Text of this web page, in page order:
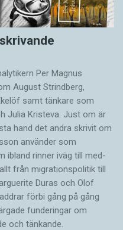
Per Magnus
August Strindberg,
samt tänkare som
Julia Kristeva. Just om är
hand det andra skrivit om
använder som
ibland rinner iväg till med­
från migrationspolitik till
Duras och Olof
förbi gång på gång
funderingar om
och tänkande.